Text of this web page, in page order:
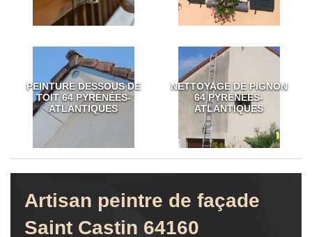
PEINTURE DESSOUS DE
TOIT 64 PYRÉNÉES-
ATLANTIQUES
NETTOYAGE DE PIGNON
64 PYRÉNÉES-
ATLANTIQUES
Artisan peintre de façade
Saint Castin 64160